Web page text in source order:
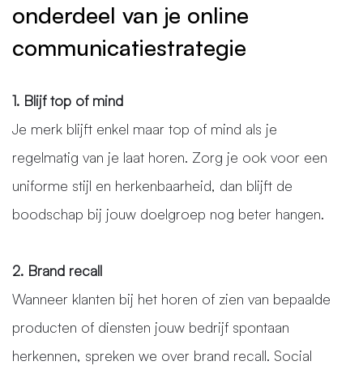
onderdeel van je online
communicatiestrategie
1. Blijf top of mind
Je merk blijft enkel maar top of mind als je
regelmatig van je laat horen. Zorg je ook voor een
uniforme stijl en herkenbaarheid, dan blijft de
boodschap bij jouw doelgroep nog beter hangen.
2. Brand recall
Wanneer klanten bij het horen of zien van bepaalde
producten of diensten jouw bedrijf spontaan
herkennen, spreken we over brand recall. Social